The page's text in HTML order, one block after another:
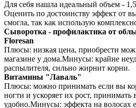
Для себя нашла идеальный объем -
Оценить по достоинству эффект от
смогла, так как использую
Сыворотка - профилактика от
Floresan
Плюсы: низкая цена, приобрести
магазине у дома.Минусы: крайне
распылителя, сильно жирнит корни.
Витамины "Лаваль"
Плюсы: можно принимать если вы
ногти и ускоряет их рост, принимать
удобно.Минусы: эффекта на волосах